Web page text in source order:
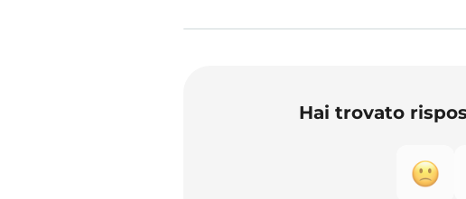
Hai trovato